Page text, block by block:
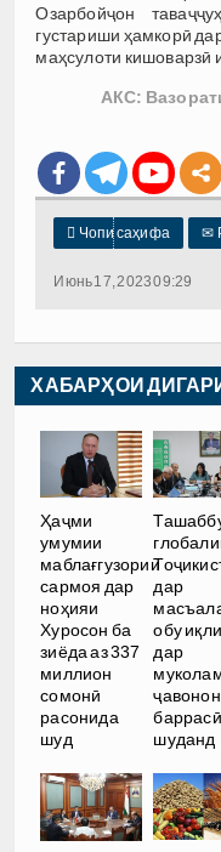
Озарбойҷон
густариши ҳамкорӣ
маҳсулоти кишоварзӣ
АКС:
 Чопи саҳифа ✉
Июнь 17, 2023 09:29
ХАБАРҲОИ
Ҳаҷми
умумии
маблағгузории
сармоя дар
ноҳияи
Хуросон ба
зиёда аз 337
миллион
сомонӣ
расонида
шуд
дар
обу
дар
ҷавонон
баррасӣ
шуданд